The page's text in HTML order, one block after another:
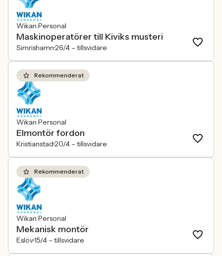
Wikan Personal
Maskinoperatörer till Kiviks musteri
Simrishamn26/4 – tillsvidare
Rekommenderat
Wikan Personal
Elmontör fordon
Kristianstad20/4 – tillsvidare
Rekommenderat
Wikan Personal
Mekanisk montör
Eslöv15/4 – tillsvidare